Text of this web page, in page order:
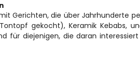
Gerichten, die über Jahrhunderte
gekocht), Keramik Kebabs,
für diejenigen, die daran interessiert